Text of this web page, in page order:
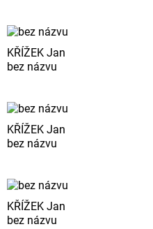
KŘÍŽEK Jan
bez názvu
KŘÍŽEK Jan
bez názvu
KŘÍŽEK Jan
bez názvu